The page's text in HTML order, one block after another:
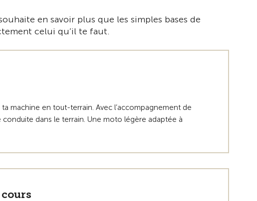
en savoir plus que les simples bases de
celui qu’il te faut.
machine en tout-terrain. Avec l’accompagnement de
dans le terrain. Une moto légère adaptée à